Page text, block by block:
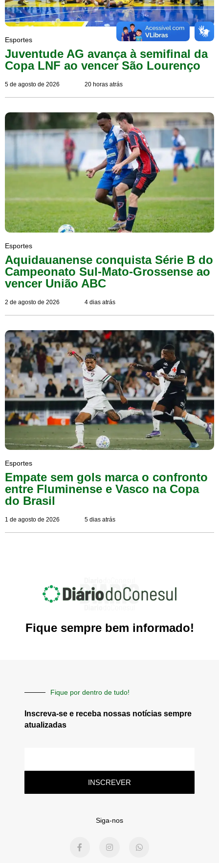
Esportes
Juventude AG avança à semifinal da
Copa LNF ao vencer São Lourenço
5 de agosto de 2026 20 horas atrás
Esportes
Aquidauanense conquista Série B do
Campeonato Sul-Mato-Grossense ao
vencer União ABC
2 de agosto de 2026 4 dias atrás
Esportes
Empate sem gols marca o confronto
entre Fluminense e Vasco na Copa
do Brasil
1 de agosto de 2026 5 dias atrás
Fique sempre bem informado!
Fique por dentro de tudo!
Inscreva-se e receba nossas notícias sempre
atualizadas
INSCREVER
Siga-nos
a
n
h